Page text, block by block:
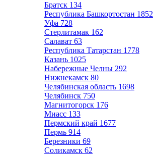
Братск 134
Республика Башкортостан 1852
Уфа 728
Стерлитамак 162
Салават 63
Республика Татарстан 1778
Казань 1025
Набережные Челны 292
Нижнекамск 80
Челябинская область 1698
Челябинск 750
Магнитогорск 176
Миасс 133
Пермский край 1677
Пермь 914
Березники 69
Соликамск 62